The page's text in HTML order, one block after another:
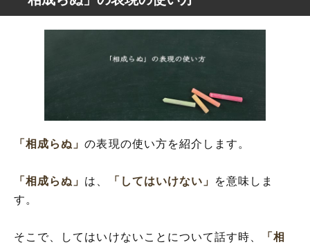
「相成らぬ」の表現の使い方を紹介します。
「相成らぬ」 は、 「してはいけない」
を意味しま
す。
そこで、してはいけないことについて話す時、
「相